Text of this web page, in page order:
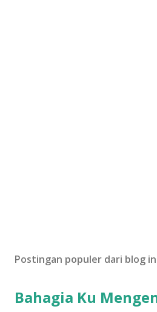
Postingan populer dari blog
Bahagia Ku